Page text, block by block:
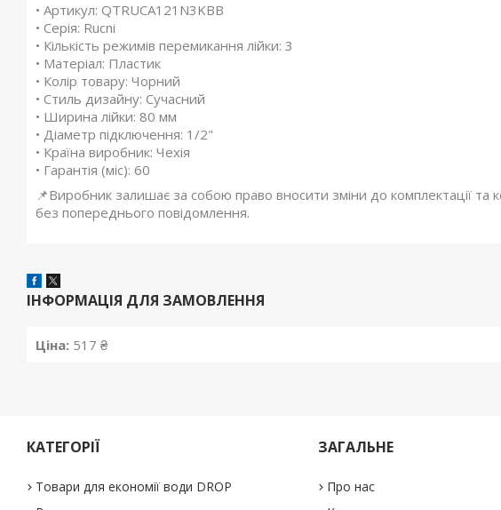
• Артикул: QTRUCA121N3KBB
• Серія: Rucni
• Кількість режимів перемикання лійки: 3
• Матеріал: Пластик
• Колір товару: Чорний
• Стиль дизайну: Сучасний
• Ширина лійки: 80 мм
• Діаметр підключення: 1/2"
• Країна виробник: Чехія
• Гарантія (міс): 60
📌Виробник залишає за собою право вносити зміни до комплектації та
без попереднього повідомлення.
ІНФОРМАЦІЯ ДЛЯ ЗАМОВЛЕННЯ
Ціна: 517 ₴
КАТЕГОРІЇ
Товари для економії води DROP
ЗАГАЛЬНЕ
Про нас